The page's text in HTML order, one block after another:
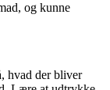
og kunne
hvad der bliver